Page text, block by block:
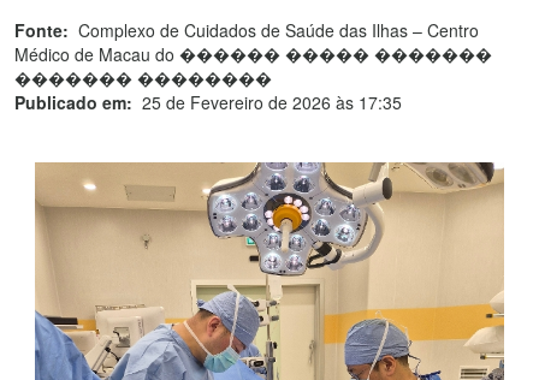
Fonte: Complexo de Cuidados de Saúde das Ilhas – Centro
Médico de Macau do ������ ����� �������
������� ��������
Publicado em: 25 de Fevereiro de 2026 às 17:35